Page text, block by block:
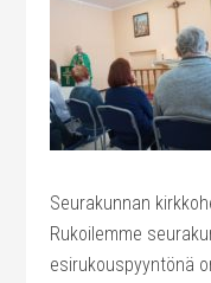
Seurakunnan
Rukoilemme
esirukouspyyntönä